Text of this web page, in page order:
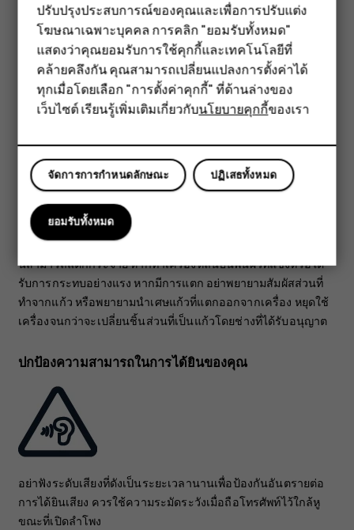
สมาร์ทโฟน
ฟีเจอร์โฟน
อุปกรณ์เสริม
แท็บเล็ต
หากโทรศัพท์ของคุณกันน้ำได้ ให้ดูระดับ IP ของอุปกรณ์ในข้อ
กำหนดทางเทคนิคของอุปกรณ์สำหรับคำแนะนำโดยละเอียดเพิ่ม
ชิ้นส่วนที่ทำจากแก้ว
อุปกรณ์และ/หรือจอแสดงผลของอุปกรณ์ทำมาจากแก้ว แก้วชนิด
นี้สามารถแตกกระจาย หากทำเครื่องหล่นบนพื้นผิวที่แข็งหรือได้
รับการกระทบอย่างแรง หากมีการแตก อย่าพยายามสัมผัสส่วนที่
ทำจากแก้ว หรือพยายามนำเศษแก้วที่แตกออกจากเครื่อง หยุดใช้
เครื่องจนกว่าจะเปลี่ยนชิ้นส่วนที่เป็นแก้วโดยช่างที่ได้รับอนุญาต
ปกป้องความสามารถในการได้ยินของคุณ
อย่าฟังระดับเสียงที่ดังเป็นระยะเวลานานเพื่อป้องกันอันตรายต่อ
การได้ยินเสียง ควรใช้ความระมัดระวังเมื่อถือโทรศัพท์ไว้ใกล้หู
ขณะที่เปิดลำโพง
ปรับปรุงประสบการณ์ของคุณและเพื่อการปรับแต่ง
โฆษณาเฉพาะบุคคล การคลิก "ยอมรับทั้งหมด"
แสดงว่าคุณยอมรับการใช้คุกกี้และเทคโนโลยีที่
คล้ายคลึงกัน คุณสามารถเปลี่ยนแปลงการตั้งค่าได้
ทุกเมื่อโดยเลือก "การตั้งค่าคุกกี้" ที่ด้านล่างของ
เว็บไซต์ เรียนรู้เพิ่มเติมเกี่ยวกับนโยบายคุกกี้ของเรา
ปฏิเสธทั้งหมด
จัดการการกำหนดลักษณะ
ยอมรับทั้งหมด